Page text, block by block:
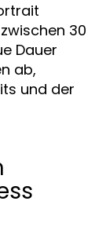
30
Dauer
ab,
und der